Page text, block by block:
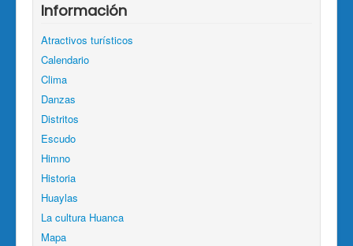
Información
Atractivos turísticos
Calendario
Clima
Danzas
Distritos
Escudo
Himno
Historia
Huaylas
La cultura Huanca
Mapa